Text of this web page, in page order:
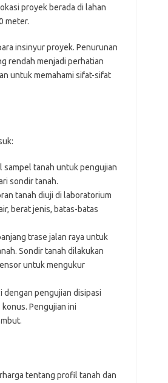
proyek berada di lahan
meter.
insinyur proyek. Penurunan
rendah menjadi perhatian
untuk memahami sifat-sifat
sampel tanah untuk pengujian
sondir tanah.
tanah diuji di laboratorium
berat jenis, batas-batas
trase jalan raya untuk
Sondir tanah dilakukan
untuk mengukur
pengujian disipasi
Pengujian ini
tentang profil tanah dan